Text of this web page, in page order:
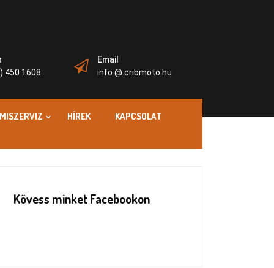
450 1608
Email
info @ cribmoto.hu
HÍREK KAPCSOLAT
Kövess minket Facebookon